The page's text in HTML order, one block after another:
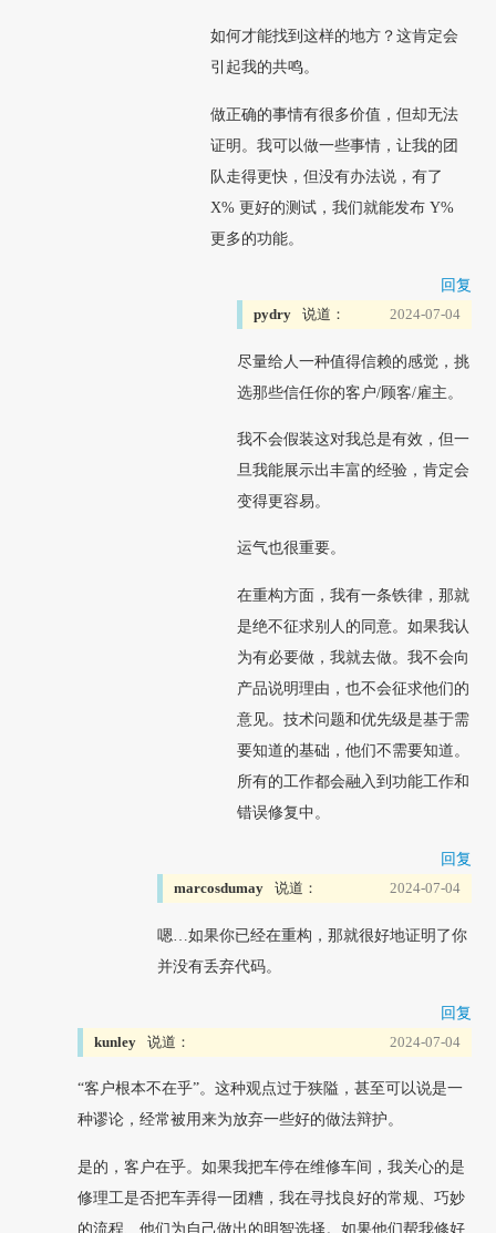
如何才能找到这样的地方？这肯定会
引起我的共鸣。
做正确的事情有很多价值，但却无法
证明。我可以做一些事情，让我的团
队走得更快，但没有办法说，有了
X% 更好的测试，我们就能发布 Y%
更多的功能。
回复
pydry 说道： 2024-07-04
尽量给人一种值得信赖的感觉，挑
选那些信任你的客户/顾客/雇主。
我不会假装这对我总是有效，但一
旦我能展示出丰富的经验，肯定会
变得更容易。
运气也很重要。
在重构方面，我有一条铁律，那就
是绝不征求别人的同意。如果我认
为有必要做，我就去做。我不会向
产品说明理由，也不会征求他们的
意见。技术问题和优先级是基于需
要知道的基础，他们不需要知道。
所有的工作都会融入到功能工作和
错误修复中。
回复
marcosdumay 说道： 2024-07-04
嗯…如果你已经在重构，那就很好地证明了你
并没有丢弃代码。
回复
kunley 说道： 2024-07-04
“客户根本不在乎”。这种观点过于狭隘，甚至可以说是一
种谬论，经常被用来为放弃一些好的做法辩护。
是的，客户在乎。如果我把车停在维修车间，我关心的是
修理工是否把车弄得一团糟，我在寻找良好的常规、巧妙
的流程、他们为自己做出的明智选择。如果他们帮我修好